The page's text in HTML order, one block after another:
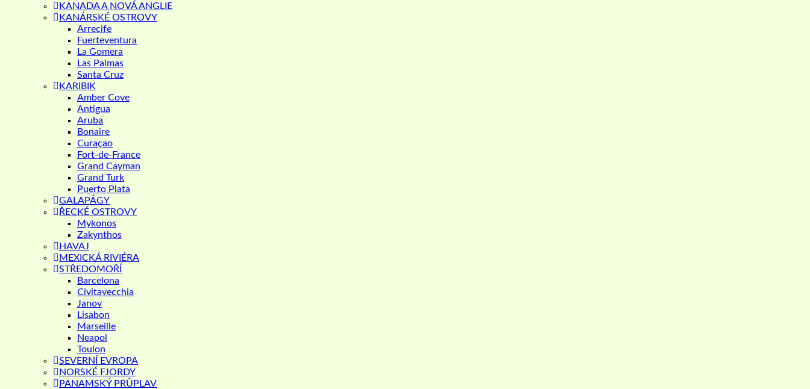
KANADA A NOVÁ ANGLIE
KANÁRSKÉ OSTROVY
Arrecife
Fuerteventura
La Gomera
Las Palmas
Santa Cruz
KARIBIK
Amber Cove
Antigua
Aruba
Bonaire
Curaçao
Fort-de-France
Grand Cayman
Grand Turk
Puerto Plata
GALAPÁGY
ŘECKÉ OSTROVY
Mykonos
Zakynthos
HAVAJ
MEXICKÁ RIVIÉRA
STŘEDOMOŘÍ
Barcelona
Civitavecchia
Janov
Lisabon
Marseille
Neapol
Toulon
SEVERNÍ EVROPA
NORSKÉ FJORDY
PANAMSKÝ PRŮPLAV